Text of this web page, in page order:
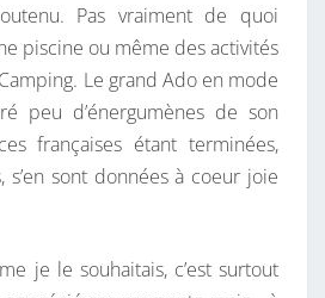
Pas vraiment de quoi
piscine ou même des activités
Le grand Ado en mode
peu d’énergumènes de son
françaises étant terminées,
s’en sont données à coeur joie
je le souhaitais, c’est surtout